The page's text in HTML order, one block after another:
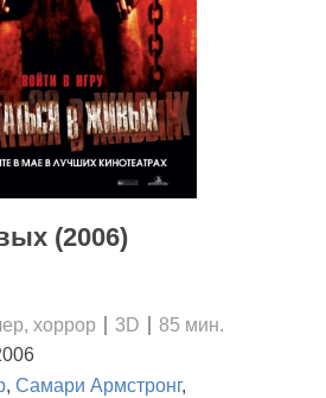
(2006)
хоррор 3D
85 мин.
, Самари Армстронг,